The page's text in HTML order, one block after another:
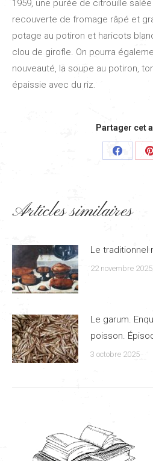
1959, une purée de citrouille
recouverte de fromage râpé et
potage au potiron et haricots
clou de girofle. On pourra
nouveauté, la soupe au potiron,
épaissie avec du riz.
Partager cet
Share
Articles similaires
Le traditionnel
22 novembre 2025
Le garum.
poisson.
3 octobre 2025